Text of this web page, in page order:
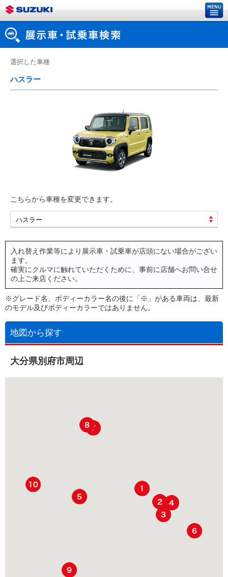
選択した車種
ハスラー
こちらから車種を変更できます。
入れ替え作業等により展示車・試乗車が店頭にない場合がござい
ます。
確実にクルマに触れていただくために、事前に店舗へお問い合せ
の上ご来店ください。
※グレード名、ボディーカラー名の後に「※」がある車両は、最新
のモデル及びボディーカラーではありません。
地図から探す
大分県別府市周辺